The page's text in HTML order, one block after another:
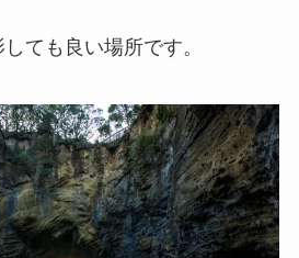
ても良い場所です。